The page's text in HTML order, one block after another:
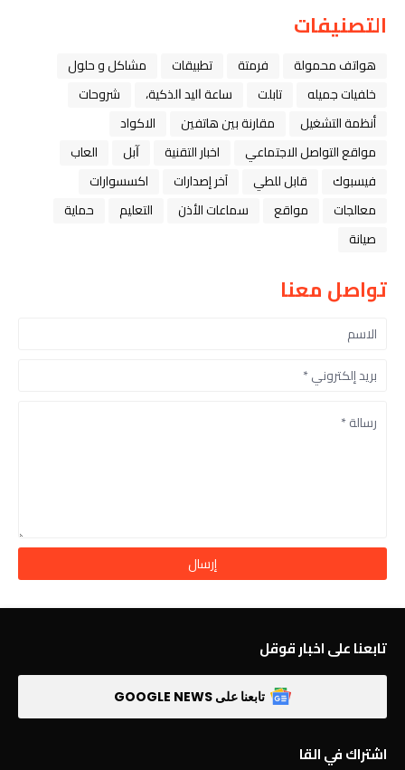
التصنيفات
هواتف محمولة فرمتة تطبيقات
مشاكل و حلول
خلفيات جميله
تابلت ﺳﺎﻋﺔ ﺍﻟﻴﺪ ﺍﻟﺬﻛﻴﺔ،
شروحات
أنظمة التشغيل
مقارنة بين هاتفين
الاكواد
مواقع التواصل الاجتماعي
اخبار التقنية ﺁﺑﻞ
العاب
فيسبوك
قابل للطي آخر إصدارات
اكسسوارات
معالجات
مواقع سماعات الأذن التعليم
حماية
صيانة
تواصل معنا
تابعنا على اخبار قوقل
تابعنا على GOOGLE NEWS
اشتراك في القا